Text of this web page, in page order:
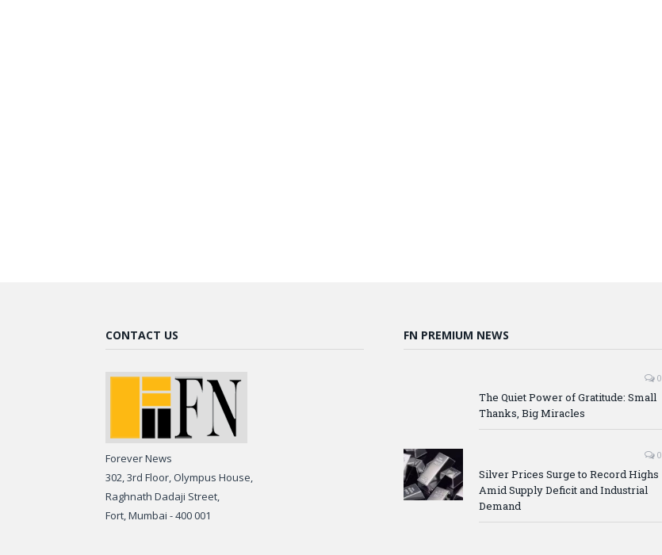
CONTACT US
Forever News
302, 3rd Floor, Olympus House,
Raghnath Dadaji Street,
Fort, Mumbai - 400 001
FN PREMIUM NEWS
0
The Quiet Power of Gratitude: Small
Thanks, Big Miracles
0
Silver Prices Surge to Record Highs
Amid Supply Deficit and Industrial
Demand